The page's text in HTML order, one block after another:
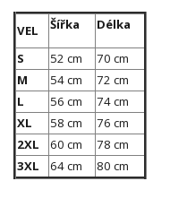
VEL Šířka Délka
S 52 cm
70 cm
M
54 cm
72 cm
L
56 cm
74 cm
XL
58 cm
76 cm
2XL
60 cm
78 cm
3XL
64 cm 80 cm